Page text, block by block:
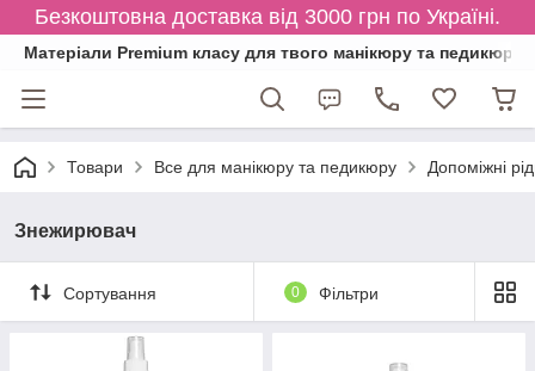
Безкоштовна доставка від 3000 грн по Україні.
Матеріали Premium класу для твого манікюру та педикюру
Товари Все для манікюру та педикюру Допоміжні
Знежирювач
Сортування 0 Фільтри